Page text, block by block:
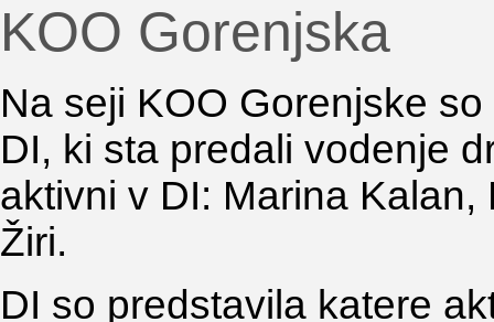
KOO Gorenjska
Na seji KOO Gorenjske
DI, ki sta predali vodenje
aktivni v DI: Marina
Žiri.
DI so predstavila katere